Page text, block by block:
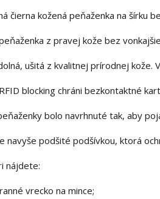
čierna kožená peňaženka na šírku
z pravej kože bez
ušitá z kvalitnej prírodnej kože.
blocking chráni bezkontaktné
bolo navrhnuté tak, aby
navyše podšité podšívkou, ktorá
nájdete:
vrecko na mince;